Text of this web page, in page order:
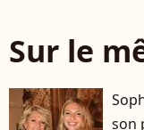
Sur le
son